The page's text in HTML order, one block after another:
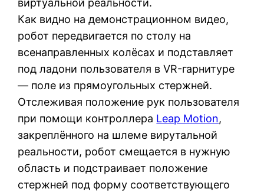
виртуальной реальности.
Как видно на демонстрационном видео,
робот передвигается по столу на
всенаправленных колёсах и подставляет
под ладони пользователя в VR-гарнитуре
— поле из прямоугольных стержней.
Отслеживая положение рук пользователя
при помощи контроллера Leap Motion,
закреплённого на шлеме вирутальной
реальности, робот смещается в нужную
область и подстраивает положение
стержней под форму соответствующего